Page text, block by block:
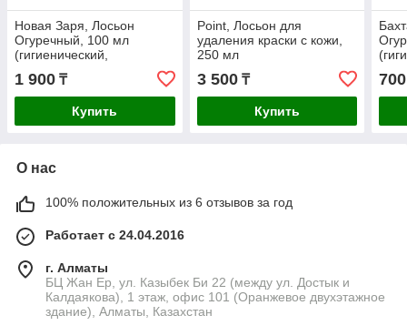
Новая Заря, Лосьон
Огуречный, 100 мл
(гигиенический,
ухаживающее средство
для кожи лица)
1 900 ₸
Купить
Point, Лосьон для
удаления краски с кожи,
250 мл
3 500₸
Купить
для
700
О нас
100% положительных из 6 отзывов за год
Работает с 24.04.2016
г. Алматы
БЦ Жан Ер, ул. Казыбек Би 22 (между ул. Достык и
Калдаякова), 1 этаж, офис 101 (Оранжевое двухэтажное
здание), Алматы, Казахстан